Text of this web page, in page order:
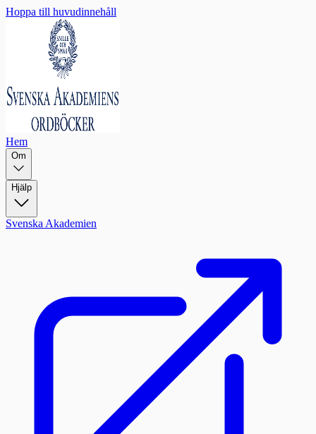
Hoppa till huvudinnehåll
Hem
Om
Hjälp
Svenska Akademien